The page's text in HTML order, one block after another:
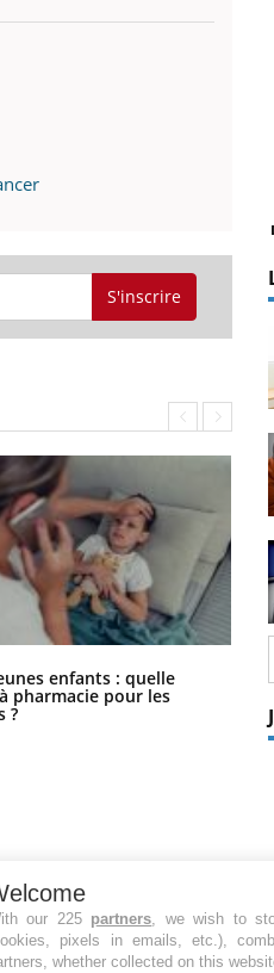
S'inscrire
enfants : quelle
pharmacie pour les
?
our 225 partners, we wish to
pixels in emails, etc.),
whether collected on this